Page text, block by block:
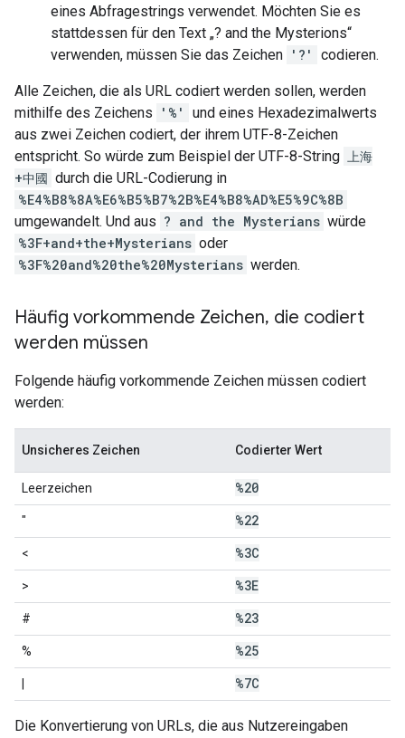
eines Abfragestrings verwendet. Möchten Sie es
stattdessen für den Text „? and the Mysterions“
verwenden, müssen Sie das Zeichen '?' codieren.
Alle Zeichen, die als URL codiert werden sollen, werden
mithilfe des Zeichens
'%'
und eines Hexadezimalwerts
aus zwei Zeichen codiert, der ihrem UTF-8-Zeichen
entspricht. So würde zum Beispiel der UTF-8-String 上海
+中國 durch die URL-Codierung in
%E4%B8%8A%E6%B5%B7%2B%E4%B8%AD%E5%9C%8B
umgewandelt. Und aus ? and the Mysterians würde
%3F+and+the+Mysterians oder
%3F%20and%20the%20Mysterians werden.
Häufig vorkommende Zeichen, die codiert
werden müssen
Folgende häufig vorkommende Zeichen müssen codiert
werden:
Unsicheres Zeichen Codierter Wert
Leerzeichen %20
" %22
< %3C
> %3E
# %23
% %25
%7C
Die Konvertierung von URLs, die aus Nutzereingaben